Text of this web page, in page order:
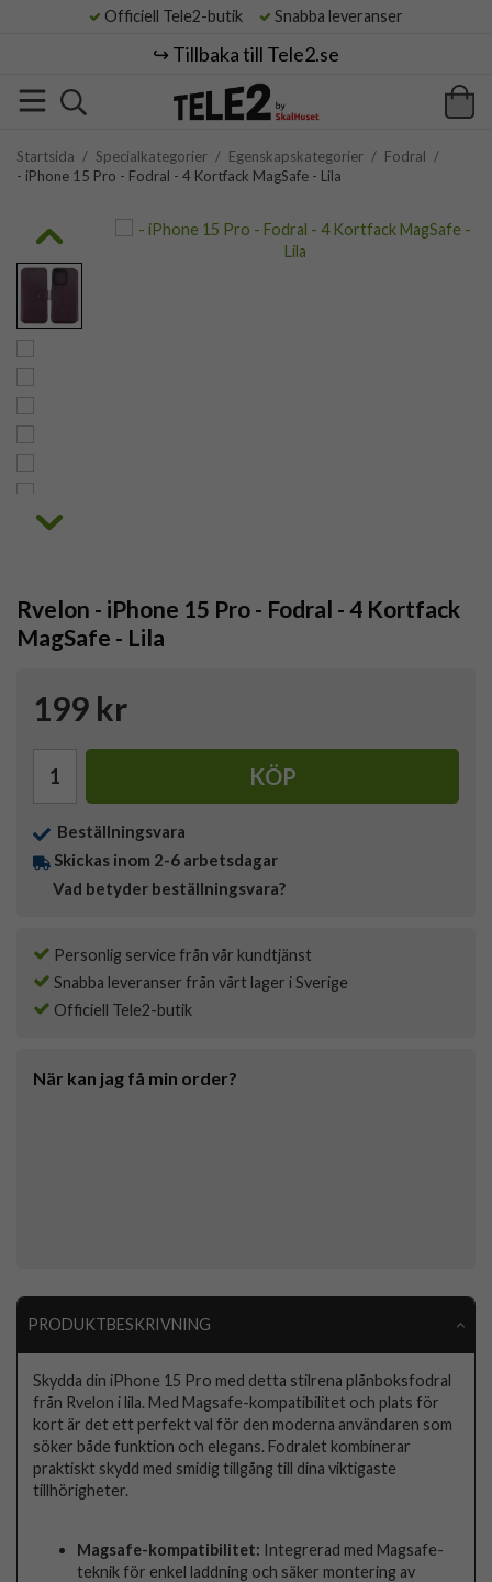
Officiell Tele2-butik Snabba leveranser
↪️ Tillbaka till Tele2.se
Startsida / Specialkategorier / Egenskapskategorier / Fodral /
- iPhone 15 Pro - Fodral - 4 Kortfack MagSafe - Lila
Rvelon - iPhone 15 Pro - Fodral - 4 Kortfack
MagSafe - Lila
199 kr
KÖP
Beställningsvara
Skickas inom 2-6 arbetsdagar
Vad betyder beställningsvara?
Personlig service från vår kundtjänst
Snabba leveranser från vårt lager i Sverige
Officiell Tele2-butik
När kan jag få min order?
PRODUKTBESKRIVNING
Skydda din iPhone 15 Pro med detta stilrena plånboksfodral
från Rvelon i lila. Med Magsafe-kompatibilitet och plats för
kort är det ett perfekt val för den moderna användaren som
söker både funktion och elegans. Fodralet kombinerar
praktiskt skydd med smidig tillgång till dina viktigaste
tillhörigheter.
Magsafe-kompatibilitet: Integrerad med Magsafe-
teknik för enkel laddning och säker montering av